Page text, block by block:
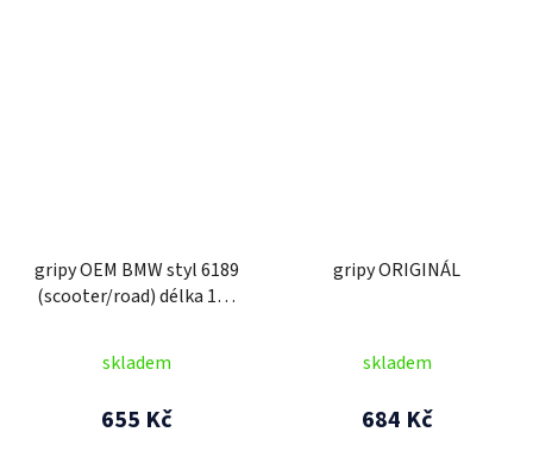
gripy OEM BMW styl 6189
(scooter/road) délka 122
skladem
655 Kč
gripy ORIGINÁL
skladem
684 Kč